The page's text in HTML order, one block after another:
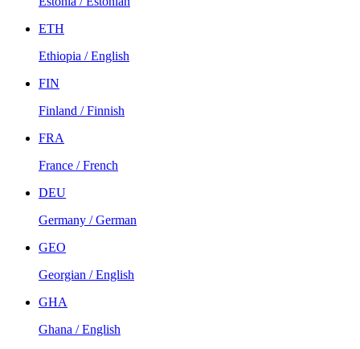
ETH
Ethiopia / English
FIN
Finland / Finnish
FRA
France / French
DEU
Germany / German
GEO
Georgian / English
GHA
Ghana / English